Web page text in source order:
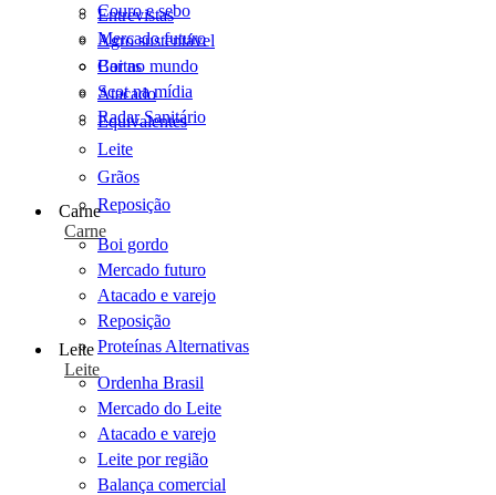
Entrevistas
Agro sustentável
Cartas
Scot na mídia
Radar Sanitário
Couro e sebo
Mercado futuro
Boi no mundo
Atacado
Equivalentes
Leite
Grãos
Reposição
Carne
Carne
Boi gordo
Mercado futuro
Atacado e varejo
Reposição
Proteínas Alternativas
Leite
Leite
Ordenha Brasil
Mercado do Leite
Atacado e varejo
Leite por região
Balança comercial